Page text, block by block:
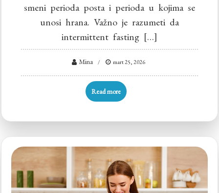
smeni perioda posta i perioda u kojima se
unosi hrana. Važno je razumeti da
intermittent fasting […]
Mina mart 25, 2026
Read more